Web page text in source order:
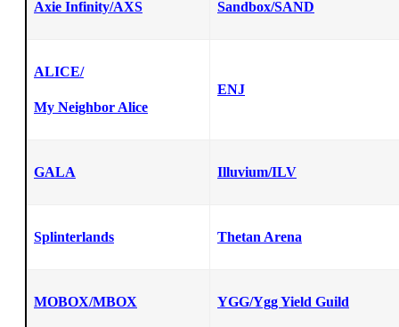
Axie Infinity/AXS Sandbox/SAND
ALICE/
My Neighbor Alice
ENJ
GALA Illuvium/ILV
Splinterlands Thetan Arena
MOBOX/MBOX YGG/Ygg Yield Guild